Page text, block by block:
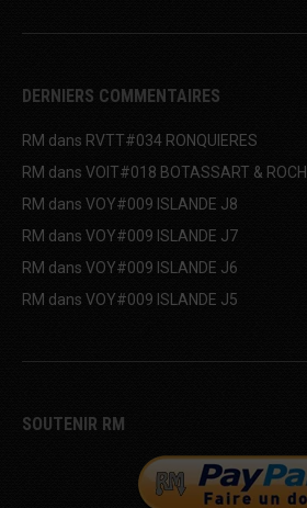
DERNIERS COMMENTAIRES
RM dans RVTT#034 RONQUIERES
RM dans VOIT#018 BOTASSART &
RM dans VOY#009 ISLANDE J8
RM dans VOY#009 ISLANDE J7
RM dans VOY#009 ISLANDE J6
RM dans VOY#009 ISLANDE J5
SOUTENIR RM